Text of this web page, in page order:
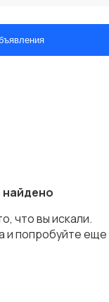
найдено
что вы искали.
и попробуйте еще